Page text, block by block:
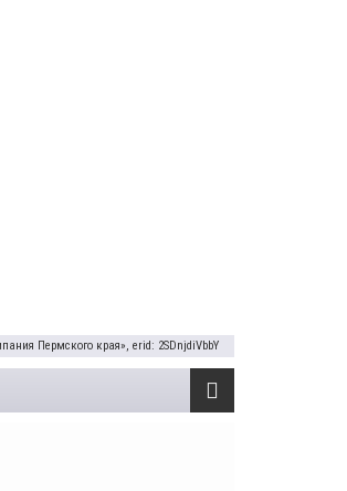
Пермского края», erid: 2SDnjdiVbbY